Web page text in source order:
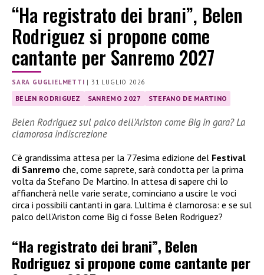
“Ha registrato dei brani”, Belen
Rodriguez si propone come
cantante per Sanremo 2027
SARA GUGLIELMETTI |31 LUGLIO 2026
BELEN RODRIGUEZ SANREMO 2027 STEFANO DE MARTINO
Belen Rodriguez sul palco dell’Ariston come Big in gara? La
clamorosa indiscrezione
C’è grandissima attesa per la 77esima edizione del Festival
di Sanremo che, come saprete, sarà condotta per la prima
volta da Stefano De Martino. In attesa di sapere chi lo
affiancherà nelle varie serate, cominciano a uscire le voci
circa i possibili cantanti in gara. L’ultima è clamorosa: e se sul
palco dell’Ariston come Big ci fosse Belen Rodriguez?
“Ha registrato dei brani”, Belen
Rodriguez si propone come cantante per